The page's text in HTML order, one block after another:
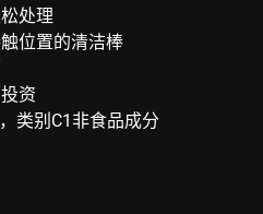
处理
位置的清洁棒
资
类别C1非食品成分